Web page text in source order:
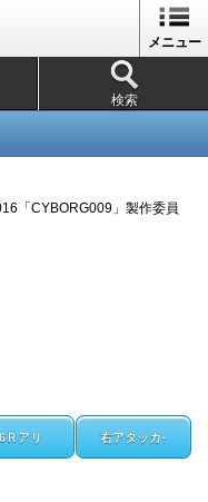
メニュー
検索
「CYBORG009」製作委員
Ｒアリ 右アタッカ-